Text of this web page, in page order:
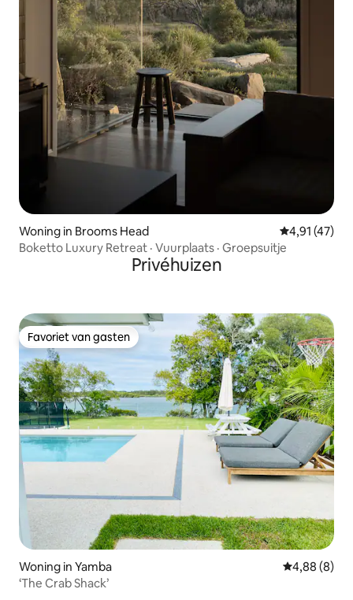
Woning in Brooms Head Gemiddelde
4,91 (47)
Boketto Luxury Retreat · Vuurplaats · Groepsuitje
Privéhuizen
Favoriet van gasten
Favoriet van gasten
Woning in Yamba Gemiddelde
4,88 (8)
‘The Crab Shack’